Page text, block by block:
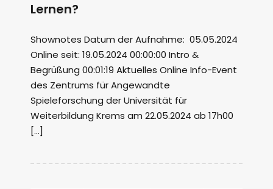
Lernen?
Shownotes Datum der Aufnahme: 05.05.2024
Online seit: 19.05.2024 00:00:00 Intro &
Begrüßung 00:01:19 Aktuelles Online Info-Event
des Zentrums für Angewandte
Spieleforschung der Universität für
Weiterbildung Krems am 22.05.2024 ab 17h00
[…]